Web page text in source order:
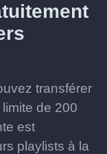
transférer
de 200
est
playlists à la